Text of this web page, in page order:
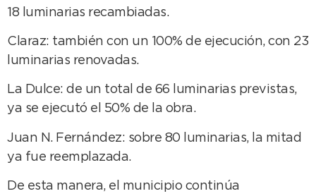
18 luminarias recambiadas.
Claraz: también con un 100% de ejecución, con 23
luminarias renovadas.
La Dulce: de un total de 66 luminarias previstas,
ya se ejecutó el 50% de la obra.
Juan N. Fernández: sobre 80 luminarias, la mitad
ya fue reemplazada.
De esta manera, el municipio continúa